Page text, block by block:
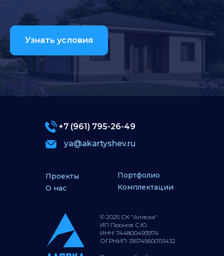
Узнать условия
Портфолио
Комплектации
Проекты
О нас
© 2025 СК "Аляска"
ИП Пронов С.Ю.
ИНН: 744800493974
ОГРНИП: 316745600113432
ya@akartyshev.ru
+7 (961) 795-26-49
+7 (961) 795-26-49
строительство